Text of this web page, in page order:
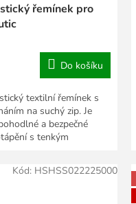
řemínek pro
Do košíku
textilní řemínek s
na suchý zip. Je
a bezpečné
s tenkým
Kód: HSHSS022225000